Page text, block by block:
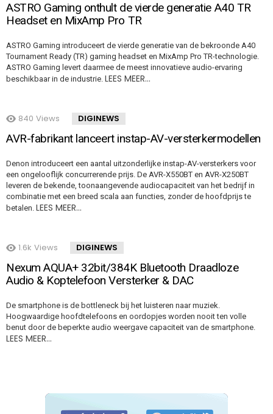
ASTRO Gaming onthult de vierde generatie A40 TR
Headset en MixAmp Pro TR
ASTRO Gaming introduceert de vierde generatie van de bekroonde A40
Tournament Ready (TR) gaming headset en MixAmp Pro TR-technologie.
ASTRO Gaming levert daarmee de meest innovatieve audio-ervaring
beschikbaar in de industrie. LEES MEER…
840 Views DIGINEWS
AVR-fabrikant lanceert instap-AV-versterkermodellen
Denon introduceert een aantal uitzonderlijke instap-AV-versterkers voor
een ongelooflijk concurrerende prijs. De AVR-X550BT en AVR-X250BT
leveren de bekende, toonaangevende audiocapaciteit van het bedrijf in
combinatie met een breed scala aan functies, zonder de hoofdprijs te
betalen. LEES MEER…
1.6k Views DIGINEWS
Nexum AQUA+ 32bit/384K Bluetooth Draadloze
Audio & Koptelefoon Versterker & DAC
De smartphone is de bottleneck bij het luisteren naar muziek.
Hoogwaardige hoofdtelefoons en oordopjes worden nooit ten volle
benut door de beperkte audio weergave capaciteit van de smartphone.
LEES MEER…